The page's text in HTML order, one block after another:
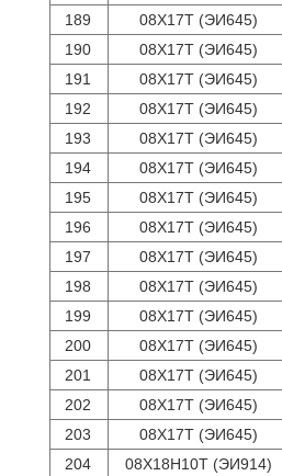
189
08Х17Т (ЭИ645)
190
08Х17Т (ЭИ645)
191
08Х17Т (ЭИ645)
192
08Х17Т (ЭИ645)
193
08Х17Т (ЭИ645)
194
08Х17Т (ЭИ645)
195
08Х17Т (ЭИ645)
196
08Х17Т (ЭИ645)
197
08Х17Т (ЭИ645)
198
08Х17Т (ЭИ645)
199
08Х17Т (ЭИ645)
200
08Х17Т (ЭИ645)
201
08Х17Т (ЭИ645)
202
08Х17Т (ЭИ645)
203
08Х17Т (ЭИ645)
204
08Х18Н10Т (ЭИ914)